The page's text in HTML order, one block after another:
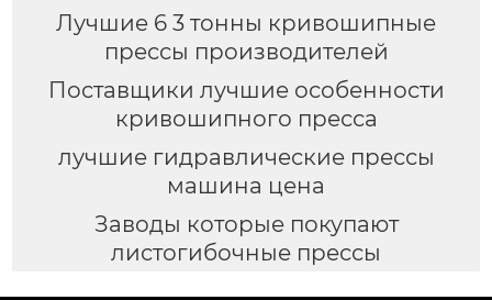
Лучшие 6 3 тонны кривошипные
прессы производителей
Поставщики лучшие особенности
кривошипного пресса
лучшие гидравлические прессы
машина цена
Заводы которые покупают
листогибочные прессы